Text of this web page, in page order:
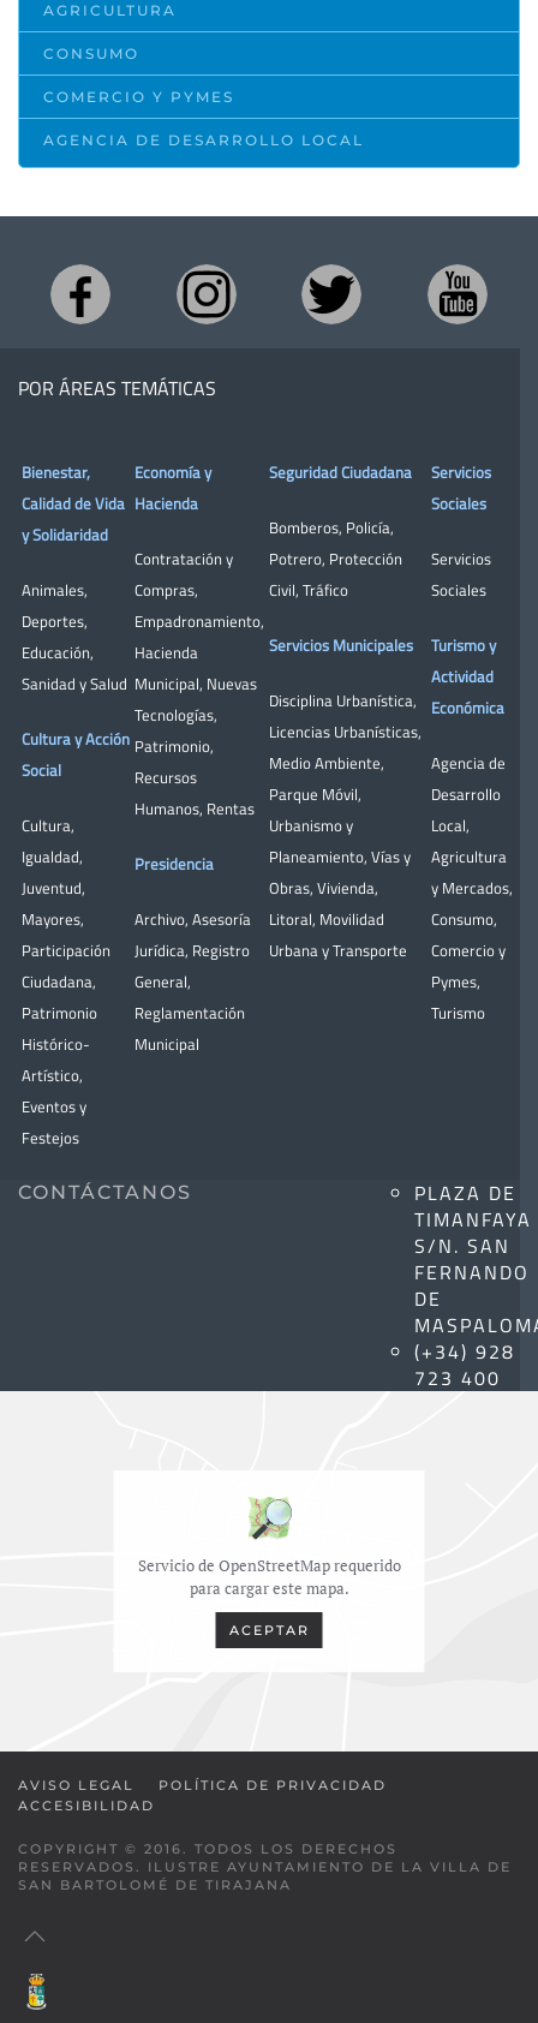
AGRICULTURA
CONSUMO
COMERCIO Y PYMES
AGENCIA DE DESARROLLO LOCAL
POR ÁREAS TEMÁTICAS
Bienestar,
Calidad de Vida
y Solidaridad
Animales,
Deportes,
Educación,
Sanidad y Salud
Cultura y Acción
Social
Cultura,
Igualdad,
Juventud,
Mayores,
Participación
Ciudadana,
Patrimonio
Histórico-
Artístico,
Eventos y
Festejos
Economía y
Hacienda
Contratación y
Compras,
Empadronamiento,
Hacienda
Municipal, Nuevas
Tecnologías,
Patrimonio,
Recursos
Humanos, Rentas
Presidencia
Archivo, Asesoría
Jurídica, Registro
General,
Reglamentación
Municipal
Seguridad Ciudadana
Bomberos, Policía,
Potrero, Protección
Civil, Tráfico
Servicios Municipales
Disciplina Urbanística,
Licencias Urbanísticas,
Medio Ambiente,
Parque Móvil,
Urbanismo y
Planeamiento, Vías y
Obras, Vivienda,
Litoral, Movilidad
Urbana y Transporte
Servicios
Sociales
Servicios
Sociales
Turismo y
Actividad
Económica
Agencia de
Desarrollo
Local,
Agricultura
y Mercados,
Consumo,
Comercio y
Pymes,
Turismo
CONTÁCTANOS
PLAZA DE
TIMANFAYA
S/N. SAN
FERNANDO
DE
(+34) 928
723 400
Servicio de OpenStreetMap requerido
para cargar este mapa.
ACEPTAR
AVISO LEGAL
POLÍTICA DE PRIVACIDAD
ACCESIBILIDAD
COPYRIGHT © 2016. TODOS LOS DERECHOS
RESERVADOS. ILUSTRE AYUNTAMIENTO DE LA VILLA DE
SAN BARTOLOMÉ DE TIRAJANA